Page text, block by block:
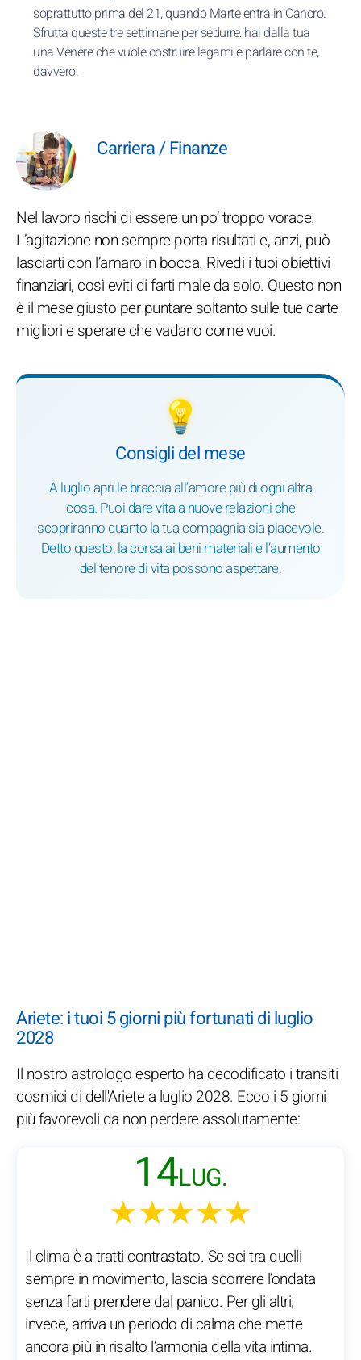
soprattutto prima del 21, quando Marte entra in Cancro.
Sfrutta queste tre settimane per sedurre: hai dalla tua
una Venere che vuole costruire legami e parlare con te,
davvero.
Carriera / Finanze
Nel lavoro rischi di essere un po’ troppo vorace.
L’agitazione non sempre porta risultati e, anzi, può
lasciarti con l’amaro in bocca. Rivedi i tuoi obiettivi
finanziari, così eviti di farti male da solo. Questo non
è il mese giusto per puntare soltanto sulle tue carte
migliori e sperare che vadano come vuoi.
💡
Consigli del mese
A luglio apri le braccia all’amore più di ogni altra
cosa. Puoi dare vita a nuove relazioni che
scopriranno quanto la tua compagnia sia piacevole.
Detto questo, la corsa ai beni materiali e l’aumento
del tenore di vita possono aspettare.
Ariete: i tuoi 5 giorni più fortunati di luglio
2028
Il nostro astrologo esperto ha decodificato i transiti
cosmici di dell'Ariete a luglio 2028. Ecco i 5 giorni
più favorevoli da non perdere assolutamente:
14LUG.
★★★★★
Il clima è a tratti contrastato. Se sei tra quelli
sempre in movimento, lascia scorrere l’ondata
senza farti prendere dal panico. Per gli altri,
invece, arriva un periodo di calma che mette
ancora più in risalto l’armonia della vita intima.